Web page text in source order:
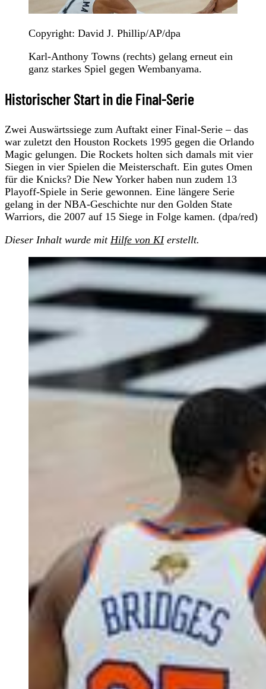
Copyright: David J. Phillip/AP/dpa
Karl-Anthony Towns (rechts) gelang erneut ein
ganz starkes Spiel gegen Wembanyama.
Historischer Start in die Final-Serie
Zwei Auswärtssiege zum Auftakt einer Final-Serie – das
war zuletzt den Houston Rockets 1995 gegen die Orlando
Magic gelungen. Die Rockets holten sich damals mit vier
Siegen in vier Spielen die Meisterschaft. Ein gutes Omen
für die Knicks? Die New Yorker haben nun zudem 13
Playoff-Spiele in Serie gewonnen. Eine längere Serie
gelang in der NBA-Geschichte nur den Golden State
Warriors, die 2007 auf 15 Siege in Folge kamen. (dpa/red)
Dieser Inhalt wurde mit Hilfe von KIerstellt.